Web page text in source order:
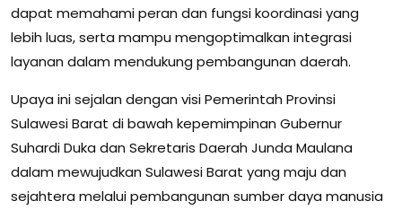
dapat memahami peran dan fungsi koordinasi yang
lebih luas, serta mampu mengoptimalkan integrasi
layanan dalam mendukung pembangunan daerah.
Upaya ini sejalan dengan visi Pemerintah Provinsi
Sulawesi Barat di bawah kepemimpinan Gubernur
Suhardi Duka dan Sekretaris Daerah Junda Maulana
dalam mewujudkan Sulawesi Barat yang maju dan
sejahtera melalui pembangunan sumber daya manusia